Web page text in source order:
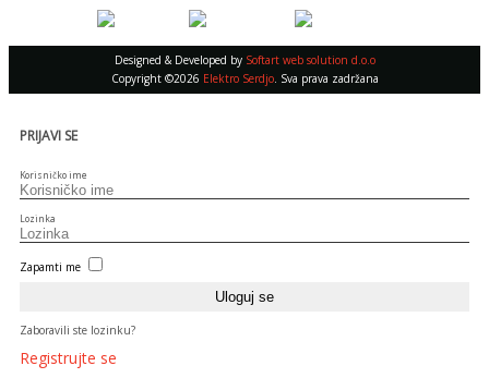
Designed & Developed by Softart web solution d.o.o
Copyright ©2026 Elektro Serdjo. Sva prava zadržana
PRIJAVI SE
Korisničko ime
Lozinka
Zapamti me
Zaboravili ste lozinku?
Registrujte se